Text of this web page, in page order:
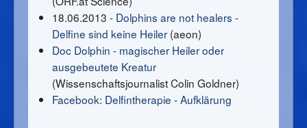
18.06.2013 - Dolphins are not healers -
Delfine sind keine Heiler (aeon)
Doc Dolphin - magischer Heiler oder
ausgebeutete Kreatur
(Wissenschaftsjournalist Colin Goldner)
Facebook: Delfintherapie - Aufklärung